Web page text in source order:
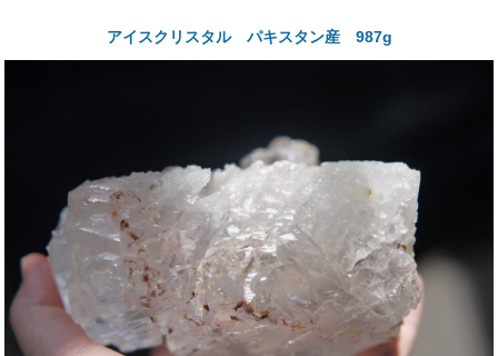
アイスクリスタル パキスタン産 987g